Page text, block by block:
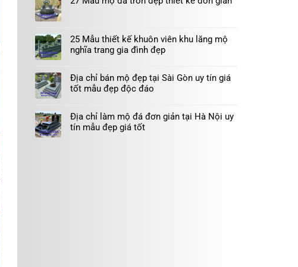
25 Mẫu thiết kế khuôn viên khu lăng mộ
nghĩa trang gia đình đẹp
Địa chỉ bán mộ đẹp tại Sài Gòn uy tín giá
tốt mẫu đẹp độc đáo
Địa chỉ làm mộ đá đơn giản tại Hà Nội uy
tín mẫu đẹp giá tốt